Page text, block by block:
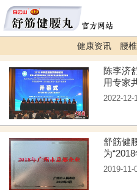
健康资讯 腰
陈李济
用专家
2022-12-
舒筋健
为
2019-11-